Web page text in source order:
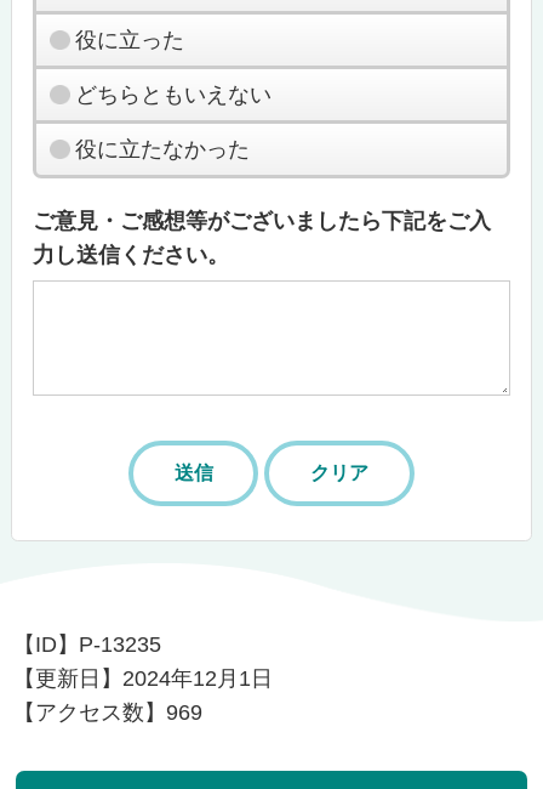
役に立った
どちらともいえない
役に立たなかった
ご意見・ご感想等がございましたら下記をご入
力し送信ください。
【ID】 P-13235
【更新日】 2024年12月1日
【アクセス数】969